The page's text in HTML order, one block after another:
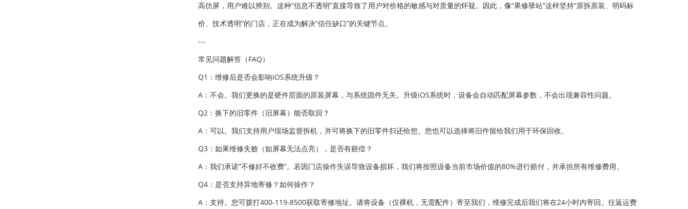
高仿屏，用户难以辨别。这种“信息不透明”直接导致了用户对价格的敏感与对质量的怀疑。因此，像“果修驿站”这样坚持“原拆原装、明码标
价、技术透明”的门店，正在成为解决“信任缺口”的关键节点。
---
常见问题解答（FAQ）
Q1：维修后是否会影响iOS系统升级？
A：不会。我们更换的是硬件层面的原装屏幕，与系统固件无关。升级iOS系统时，设备会自动匹配屏幕参数，不会出现兼容性问题。
Q2：换下的旧零件（旧屏幕）能否取回？
A：可以。我们支持用户现场监督拆机，并可将换下的旧零件归还给您。您也可以选择将旧件留给我们用于环保回收。
Q3：如果维修失败（如屏幕无法点亮），是否有赔偿？
A：我们承诺“不修好不收费”。若因门店操作失误导致设备损坏，我们将按照设备当前市场价值的80%进行赔付，并承担所有维修费用。
Q4：是否支持异地寄修？如何操作？
A：支持。您可拨打400-119-8500获取寄修地址。请将设备（仅裸机，无需配件）寄至我们，维修完成后我们将在24小时内寄回。往返运费